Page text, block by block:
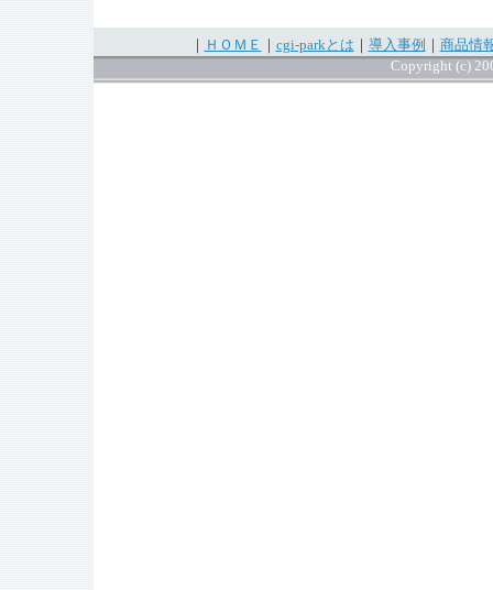
｜ ＨＯＭＥ ｜ cgi-parkとは ｜ 導入事例 ｜ 商品情
Copyright (c)